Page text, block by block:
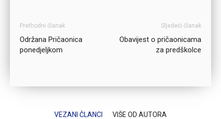
Prethodni članak
Održana Pričaonica
ponedjeljkom
Sljedeći članak
Obavijest o pričaonicama
za predškolce
VEZANI ČLANCI VIŠE OD AUTORA